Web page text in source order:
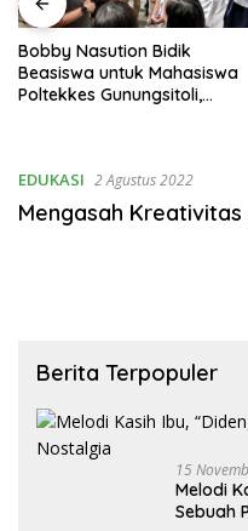
Bobby Nasution Bidik
Beasiswa untuk Mahasiswa
Poltekkes Gunungsitoli,
EDUKASI 2 Agustus 2022
Mengasah
Berita Terpopuler
15
Melodi
Sebuah